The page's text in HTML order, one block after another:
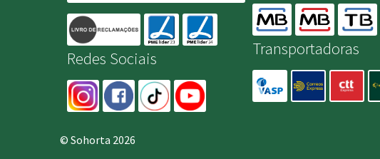
Redes Sociais
Transportadoras
© Sohorta 2026